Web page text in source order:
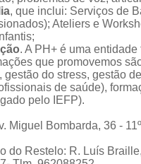
, que inclui: Serviços de
Ateliers e
. A PH+ é uma
que promovemos
gestão do stress, gestão
de saúde),
pelo IEFP).
Miguel Bombarda, 36 -
do Restelo: R. Luís